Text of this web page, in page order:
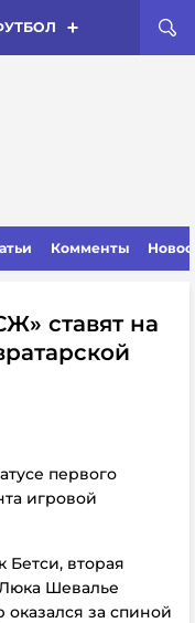
Комменты
ставят на
первого
игровой
Бетси, вторая
Шевалье
за спиной